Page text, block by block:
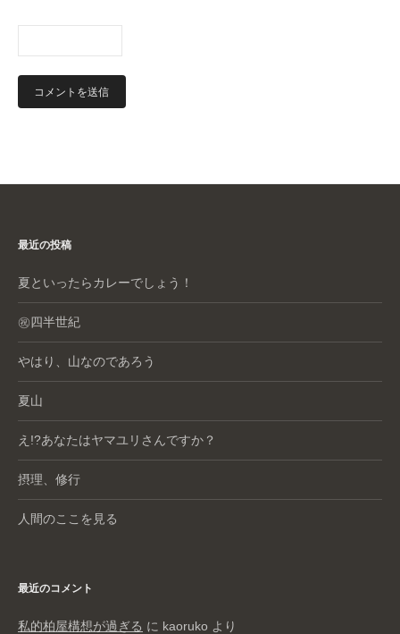
最近の投稿
夏といったらカレーでしょう！
㊗️四半世紀
やはり、山なのであろう
夏山
え!?あなたはヤマユリさんですか？
摂理、修行
人間のここを見る
最近のコメント
私的柏屋構想が過ぎる に kaoruko より